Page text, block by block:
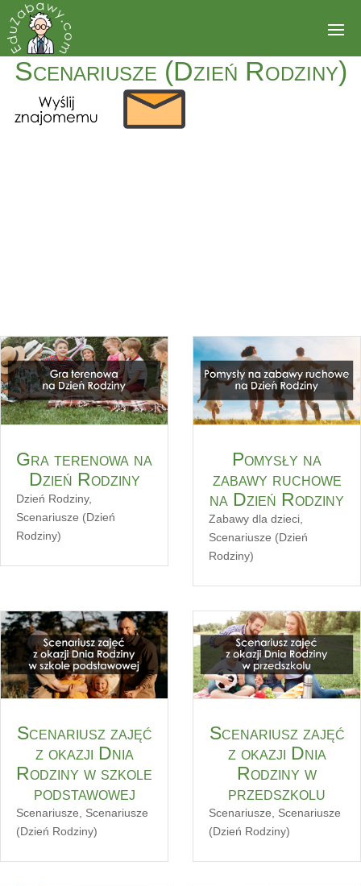
Scenariusze (Dzień Rodziny)
Gra terenowa na
Dzień Rodziny
Dzień Rodziny,
Scenariusze (Dzień
Rodziny)
Pomysły na
zabawy ruchowe
na Dzień Rodziny
Zabawy dla dzieci
Scenariusze (Dzień
Rodziny)
Scenariusz zajęć
z okazji Dnia
Rodziny w szkole
podstawowej
Scenariusze, Scenariusze
(Dzień Rodziny)
Scenariusz zajęć
z okazji Dnia
Rodziny w
przedszkolu
Scenariusze, Scenariusze
(Dzień Rodziny)